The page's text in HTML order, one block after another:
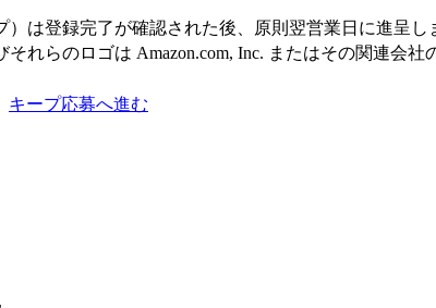
は登録完了が確認された後、原則翌営業日に進呈し
それらのロゴは Amazon.com, Inc. またはその関連会社
キープ応募へ進む